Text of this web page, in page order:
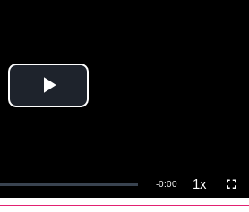
Play
Remaining
-0:00 1xPlayback
Rate